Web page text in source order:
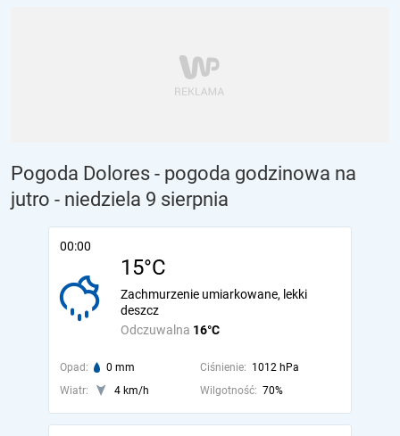
Pogoda Dolores - pogoda godzinowa na
jutro - niedziela 9 sierpnia
00:00
15°C
Odczuwalna 16°C
Zachmurzenie umiarkowane, lekki
deszcz
Opad: 0 mm Ciśnienie: 1012 hPa
Wiatr:
4 km/h Wilgotność: 70%